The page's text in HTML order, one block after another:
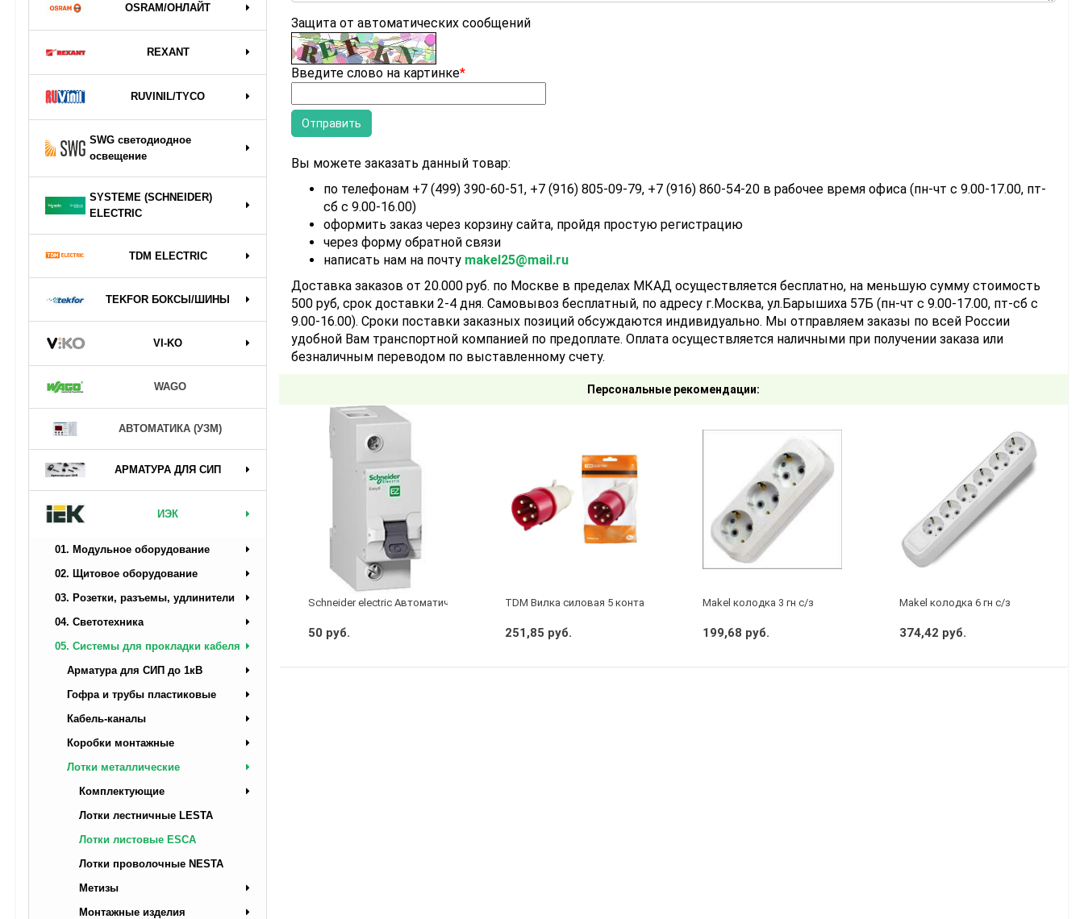
OSRAM/ОНЛАЙТ
REXANT
RUVINIL/TYCO
SWG светодиодное
освещение
SYSTEME (SCHNEIDER)
ELECTRIC
TDM ELECTRIC
TEKFOR БОКСЫ/ШИНЫ
VI-KO
WAGO
АВТОМАТИКА (УЗМ)
АРМАТУРА ДЛЯ СИП
ИЭК
01. Модульное оборудование
02. Щитовое оборудование
03. Розетки, разъемы, удлинители
04. Светотехника
05. Системы для прокладки кабеля
Арматура для СИП до 1кВ
Гофра и трубы пластиковые
Кабель-каналы
Коробки монтажные
Лотки металлические
Комплектующие
Лотки лестничные LESTA
Лотки листовые ESCA
Лотки проволочные NESTA
Метизы
Монтажные изделия
Защита от автоматических сообщений
Введите слово на картинке*
Вы можете заказать данный товар:
по телефонам +7 (499) 390-60-51, +7 (916) 805-09-79, +7 (916) 860-54-20 в рабочее время офиса (пн-чт с 9.00-17.00, пт-
сб с 9.00-16.00)
оформить заказ через корзину сайта, пройдя простую регистрацию
через форму обратной связи
написать нам на почту makel25@mail.ru
Доставка заказов от 20.000 руб. по Москве в пределах МКАД осуществляется бесплатно, на меньшую сумму стоимость
500 руб, срок доставки 2-4 дня. Самовывоз бесплатный, по адресу г.Москва, ул.Барышиха 57Б (пн-чт с 9.00-17.00, пт-сб с
9.00-16.00). Сроки поставки заказных позиций обсуждаются индивидуально. Мы отправляем заказы по всей России
удобной Вам транспортной компанией по предоплате. Оплата осуществляется наличными при получении заказа или
безналичным переводом по выставленному счету.
Персональные рекомендации:
Schneider electric Автоматический выключатель 1/40А
50 руб.
TDM Вилка силовая 5 контактов 16А 380В IP44
251,85 руб.
Makel колодка 3 гн с/з
199,68 руб.
Makel колодка 6 гн с/з
374,42 руб.